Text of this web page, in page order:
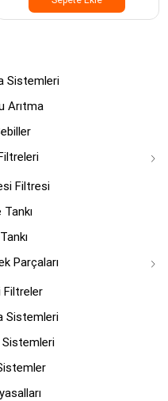
Sistemleri
Arıtma
Filtresi
Parçaları
Filtreler
Sistemleri